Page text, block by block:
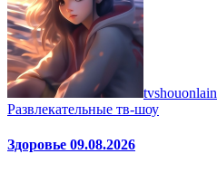
tvshouonlain
Развлекательные тв-шоу
Здоровье 09.08.2026